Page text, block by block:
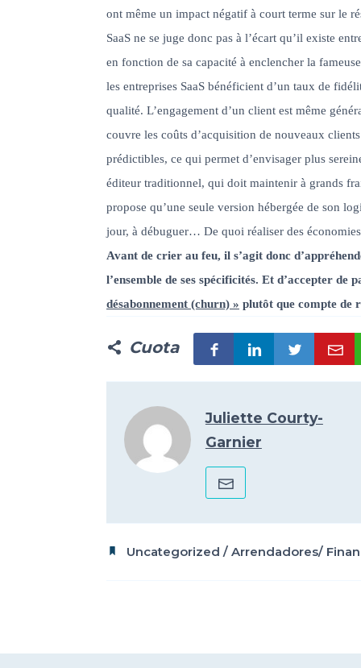
ont même un impact négatif à court terme sur le
SaaS ne se juge donc pas à l’écart qu’il existe
en fonction de sa capacité à enclencher la
les entreprises SaaS bénéficient d’un taux de
qualité. L’engagement d’un client est même
couvre les coûts d’acquisition de nouveaux
prédictibles, ce qui permet d’envisager plus
éditeur traditionnel, qui doit maintenir à grands
propose qu’une seule version hébergée de son
jour, à débuguer… De quoi réaliser des
Avant de crier au feu, il s’agit donc
l’ensemble de ses spécificités. Et d’accepter de
désabonnement (churn) » plutôt que compte de
Cuota
Juliette Courty-
Garnier
Uncategorized / Arrendadores/